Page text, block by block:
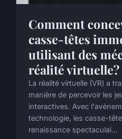
Comment
casse-têtes
utilisant des
réalité virtuelle?
La réalité virtuelle (VR) a
manière de percevoir les
interactives. Avec
technologie, les casse-
renaissance spectaculai...